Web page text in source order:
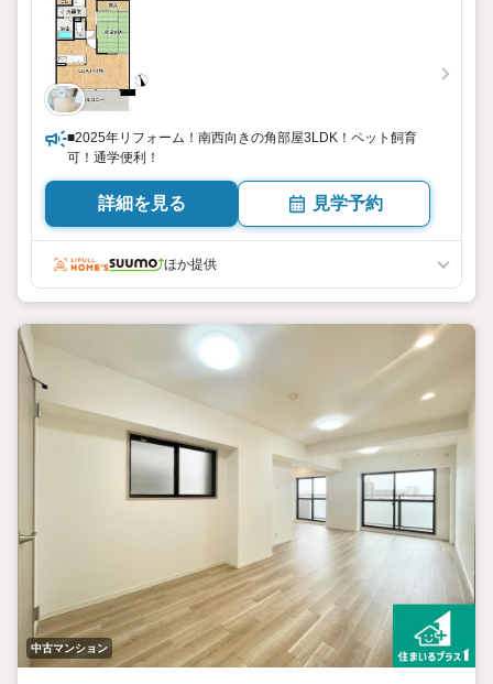
■2025年リフォーム！南西向きの角部屋3LDK！ペット飼育
可！通学便利！
詳細を見る 見学予約
ほか提供
中古マンション